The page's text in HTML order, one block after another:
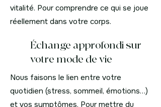
vitalité. Pour comprendre ce qui se joue
réellement dans votre corps.
Échange approfondi sur
votre mode de vie
Nous faisons le lien entre votre
quotidien (stress, sommeil, émotions…)
et vos symptômes. Pour mettre du